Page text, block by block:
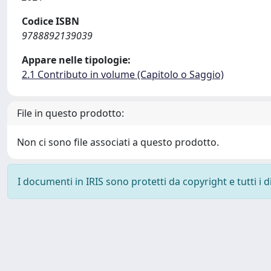
Codice ISBN
9788892139039
Appare nelle tipologie:
2.1 Contributo in volume (Capitolo o Saggio)
File in questo prodotto:
Non ci sono file associati a questo prodotto.
I documenti in IRIS sono protetti da copyright e tutti i